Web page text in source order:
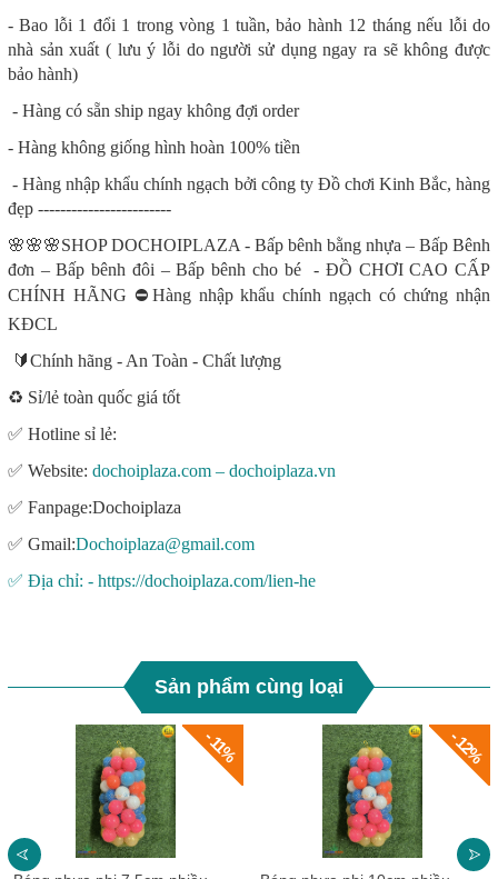
- Bao lỗi 1 đổi 1 trong vòng 1 tuần, bảo hành 12 tháng nếu lỗi do
nhà sản xuất ( lưu ý lỗi do người sử dụng ngay ra sẽ không được
bảo hành)
- Hàng có sẵn ship ngay không đợi order
- Hàng không giống hình hoàn 100% tiền
- Hàng nhập khẩu chính ngạch bởi công ty Đồ chơi Kinh Bắc, hàng
đẹp ------------------------
🌸🌸🌸SHOP DOCHOIPLAZA - Bấp bênh bằng nhựa – Bấp Bênh
đơn – Bấp bênh đôi – Bấp bênh cho bé- ĐỒ CHƠI CAO CẤP
CHÍNH HÃNG ⛔Hàng nhập khẩu chính ngạch có chứng nhận
KĐCL
🔰Chính hãng - An Toàn - Chất lượng
♻️ Sỉ/lẻ toàn quốc giá tốt
✅ Hotline sỉ lẻ:
✅ Website: dochoiplaza.com – dochoiplaza.vn
✅ Fanpage:Dochoiplaza
✅ Gmail:Dochoiplaza@gmail.com
✅ Địa chỉ: - https://dochoiplaza.com/lien-he
Sản phẩm cùng loại
- 11% - 12%